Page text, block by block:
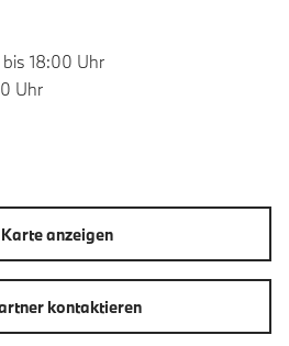
18:00 Uhr
Uhr
anzeigen
kontaktieren